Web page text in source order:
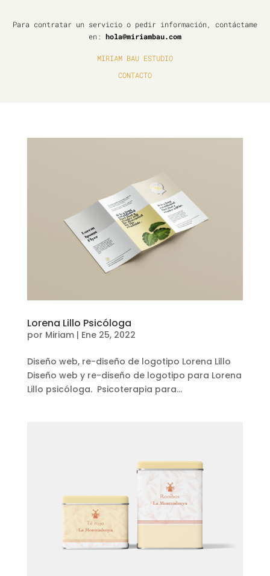
Para contratar un servicio o pedir información, contáctame
en: hola@miriambau.com
MIRIAM BAU ESTUDIO
CONTACTO
Lorena Lillo Psicóloga
por Miriam| Ene 25, 2022
Diseño web, re-diseño de logotipo Lorena Lillo
Diseño web y re-diseño de logotipo para Lorena
Lillo psicóloga. Psicoterapia para...